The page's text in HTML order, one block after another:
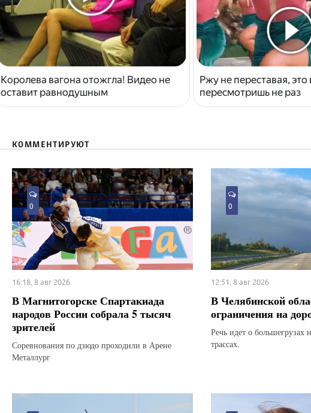
Королева вагона отожгла! Видео не
оставит равнодушным
Ржу не переставая, это
пересмотришь не раз
КОММЕНТИРУЮТ
0
16:18, 8 авг 2026
В Магнитогорске Спартакиада
народов России собрала 5 тысяч
зрителей
Соревнования по дзюдо проходили в Арене
Металлург
0
12:51, 8 авг 2026
В Челябинской
ограничения на
Речь идет о большегрузах
трассах.